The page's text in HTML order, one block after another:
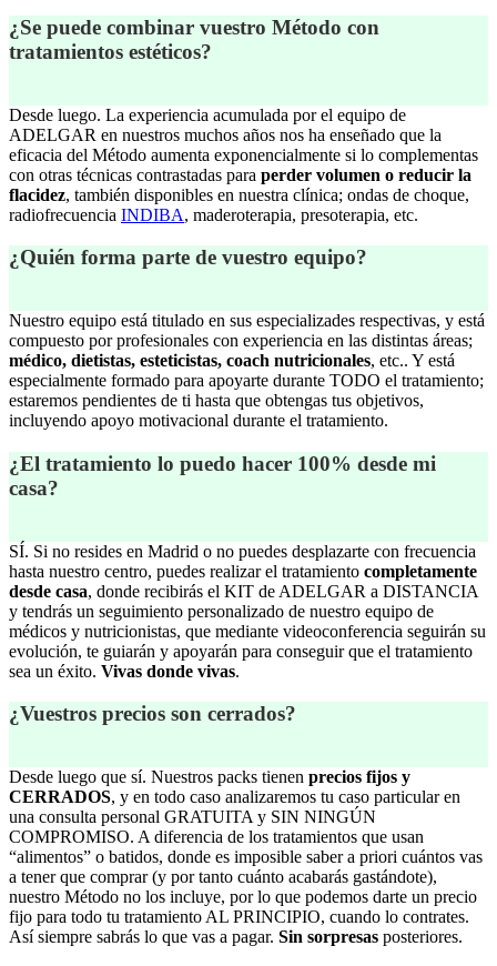
¿Se puede combinar vuestro Método con
tratamientos estéticos?
Desde luego. La experiencia acumulada por el equipo de
ADELGAR en nuestros muchos años nos ha enseñado que la
eficacia del Método aumenta exponencialmente si lo complementas
con otras técnicas contrastadas para perder volumen o reducir la
flacidez, también disponibles en nuestra clínica; ondas de choque,
radiofrecuencia INDIBA, maderoterapia, presoterapia, etc.
¿Quién forma parte de vuestro equipo?
Nuestro equipo está titulado en sus especializades respectivas, y está
compuesto por profesionales con experiencia en las distintas áreas;
médico, dietistas, esteticistas, coach nutricionales, etc.. Y está
especialmente formado para apoyarte durante TODO el tratamiento;
estaremos pendientes de ti hasta que obtengas tus objetivos,
incluyendo apoyo motivacional durante el tratamiento.
¿El tratamiento lo puedo hacer 100% desde mi
casa?
SÍ. Si no resides en Madrid o no puedes desplazarte con frecuencia
hasta nuestro centro, puedes realizar el tratamiento completamente
desde casa, donde recibirás el KIT de ADELGAR a DISTANCIA
y tendrás un seguimiento personalizado de nuestro equipo de
médicos y nutricionistas, que mediante videoconferencia seguirán su
evolución, te guiarán y apoyarán para conseguir que el tratamiento
sea un éxito. Vivas donde vivas.
¿Vuestros precios son cerrados?
Desde luego que sí. Nuestros packs tienen precios fijos y
CERRADOS, y en todo caso analizaremos tu caso particular en
una consulta personal GRATUITA y SIN NINGÚN
COMPROMISO. A diferencia de los tratamientos que usan
“alimentos” o batidos, donde es imposible saber a priori cuántos vas
a tener que comprar (y por tanto cuánto acabarás gastándote),
nuestro Método no los incluye, por lo que podemos darte un precio
fijo para todo tu tratamiento AL PRINCIPIO, cuando lo contrates.
Así siempre sabrás lo que vas a pagar. Sin sorpresas posteriores.